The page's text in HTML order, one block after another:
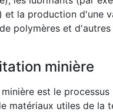
et la production d'une
polymères et d'autres
minière
est le processus
matériaux utiles de la